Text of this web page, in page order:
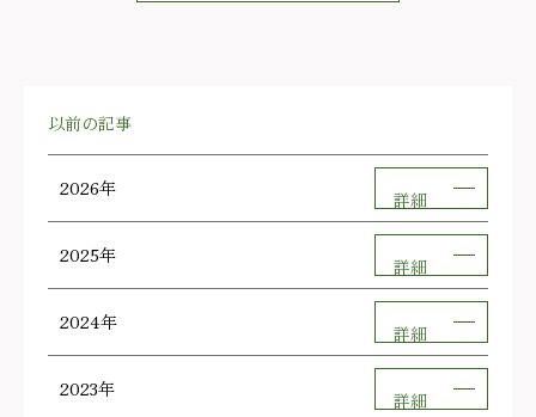
以前の記事
2026年 詳細
2025年 詳細
2024年 詳細
2023年 詳細